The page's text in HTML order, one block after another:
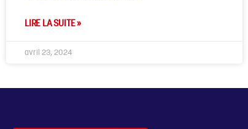
LIRE LA SUITE »
avril 23, 2024